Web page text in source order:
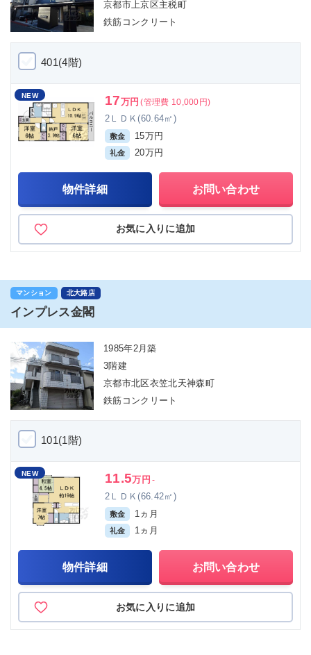
京都市上京区主税町
鉄筋コンクリート
401(4階)
NEW 17万円 (管理費 10,000円)
2ＬＤＫ(60.64㎡)
敷金 15万円
礼金 20万円
物件詳細 お問い合わせ
お気に入りに追加
マンション 北大路店
インプレス金閣
1985年2月築
3階建
京都市北区衣笠北天神森町
鉄筋コンクリート
101(1階)
NEW 11.5万円 -
2ＬＤＫ(66.42㎡)
敷金 1ヵ月
礼金 1ヵ月
物件詳細 お問い合わせ
お気に入りに追加